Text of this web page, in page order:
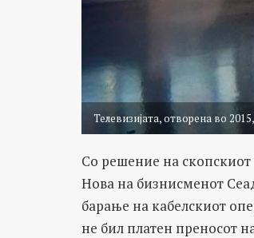
Телевизијата, отворена во
Со решение на скопскиот
Нова на бизнисменот
барање на кабелскиот
не бил платен преносот